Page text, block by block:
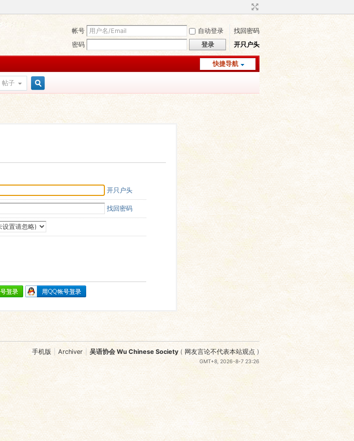
帐号 自动登录
找回密码
密码
登录 开只户头
快捷导航
帖子
开只户头
找回密码
手机版 Archiver 吴语协会 Wu Chinese Society ( 网友言论不代表本站观点 )
GMT+8, 2026-8-7 23:26